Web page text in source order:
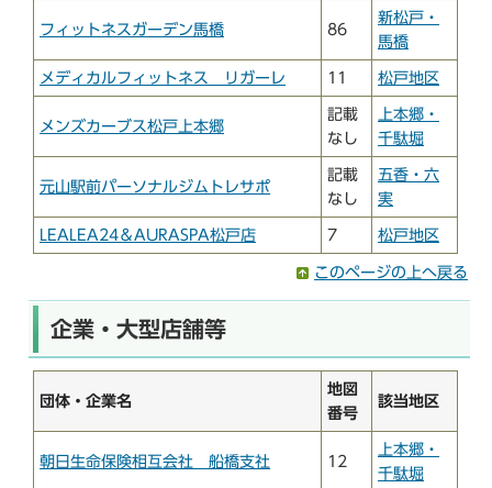
フィットネスガーデン馬橋 86
新松戸・
馬橋
メディカルフィットネス リガーレ 11 松戸地区
メンズカーブス松戸上本郷
記載
なし
上本郷・
千駄堀
元山駅前パーソナルジムトレサポ
記載
なし
五香・六
実
LEALEA24＆AURASPA松戸店 7 松戸地区
このページの上へ戻る
企業・大型店舗等
団体・企業名
地図
番号
該当地区
朝日生命保険相互会社 船橋支社 12
上本郷・
千駄堀